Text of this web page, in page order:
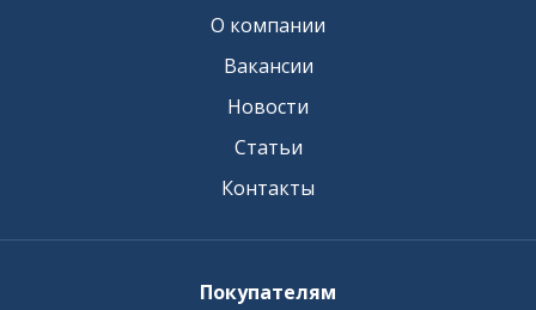
О компании
Вакансии
Новости
Статьи
Контакты
Покупателям